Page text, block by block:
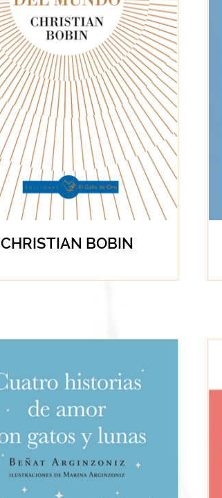
CHRISTIAN BOBIN